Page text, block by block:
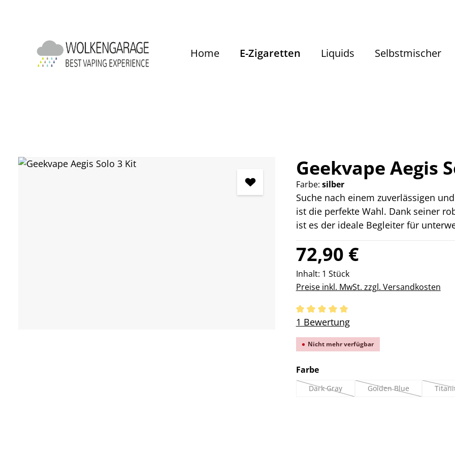
Home E-Zigaretten Liquids Selbstmischer
Bildergalerie überspringen Geekvape Aegis
Farbe: silber
Suche nach einem zuverlässigen
ist die perfekte Wahl. Dank seiner
ist es der ideale Begleiter für
Regulärer Preis:
72,90 €
Inhalt: 1 Stück
Preise inkl. MwSt. zzgl. Versandkosten
Durchschnittliche Bewertung von 5
1 Bewertung
Nicht mehr verfügbar
Farbeauswählen
Dark Gray
(Diese Option ist zurzeit nicht verfügbar.)
Golden Blue
(Diese Option ist